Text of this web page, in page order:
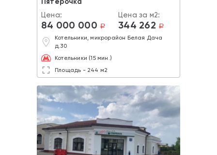
Цена:
84 000 000 a
Цена за м2:
344 262 a
Котельники, микрорайон Белая Дача
д.30
Котельники (15 мин.)
Площадь - 244 м2